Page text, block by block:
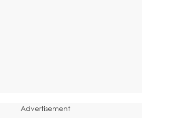
Advertisement